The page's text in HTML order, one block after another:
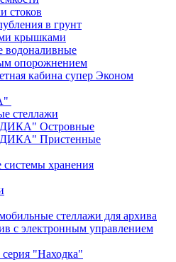
стоков
в грунт
крышками
водоналивные
опорожнением
кабина супер Эконом
стеллажи
Островные
Пристенные
системы хранения
стеллажи для архива
с электронным управлением
"Находка"